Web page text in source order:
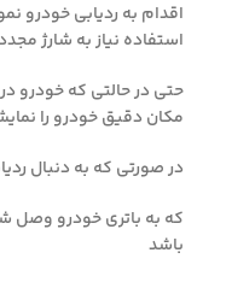
استفاده نیاز به شارژ
حتی در حالتی که خودرو
مکان دقیق خودرو را
در صورتی که به دنبال
که به باتری خودرو وصل
باشد